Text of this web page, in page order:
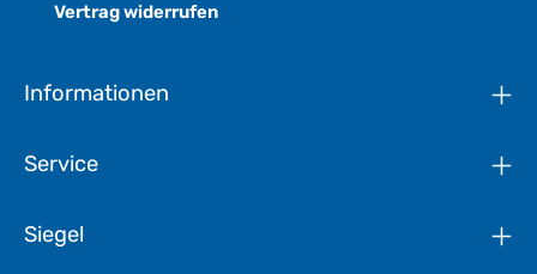
Vertrag widerrufen
Informationen
Service
Siegel